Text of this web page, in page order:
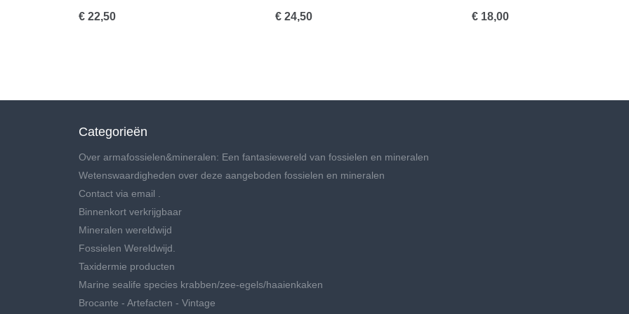
€ 22,50 € 24,50 € 18,00
Categorieën
Over armafossielen&mineralen: Een fantasiewereld van fossielen en mineralen
Wetenswaardigheden over deze aangeboden fossielen en mineralen
Contact via email .
Binnenkort verkrijgbaar
Mineralen wereldwijd
Fossielen Wereldwijd.
Taxidermie producten
Marine sealife species krabben/zee-egels/haaienkaken
Brocante - Artefacten - Vintage